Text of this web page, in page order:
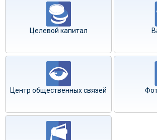
Целевой капитал
Центр общественных связей